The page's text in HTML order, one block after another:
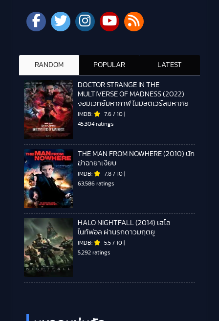
RANDOM POPULAR LATEST
DOCTOR STRANGE IN THE
MULTIVERSE OF MADNESS (2022)
จอมเวทย์มหากาฬ ในมัลติเวิร์สมหาภัย
IMDB: 7.6 / 10 |
45,304 ratings
THE MAN FROM NOWHERE (2010) นัก
ฆ่าฉายาเงียบ
IMDB: 7.8 / 10 |
63,586 ratings
HALO NIGHTFALL (2014) เฮโล
ไนท์ฟอล ผ่านรกดาวมฤตยู
IMDB: 5.5 / 10 |
5,292 ratings